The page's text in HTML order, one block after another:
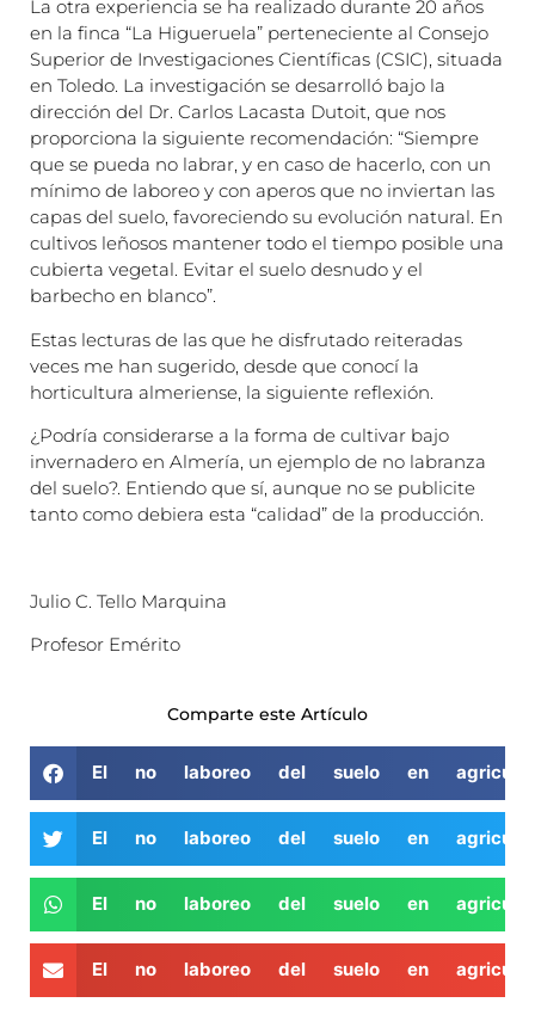
La otra experiencia se ha realizado durante 20 años
en la finca “La Higueruela” perteneciente al Consejo
Superior de Investigaciones Científicas (CSIC), situada
en Toledo. La investigación se desarrolló bajo la
dirección del Dr. Carlos Lacasta Dutoit, que nos
proporciona la siguiente recomendación: “Siempre
que se pueda no labrar, y en caso de hacerlo, con un
mínimo de laboreo y con aperos que no inviertan las
capas del suelo, favoreciendo su evolución natural. En
cultivos leñosos mantener todo el tiempo posible una
cubierta vegetal. Evitar el suelo desnudo y el
barbecho en blanco”.
Estas lecturas de las que he disfrutado reiteradas
veces me han sugerido, desde que conocí la
horticultura almeriense, la siguiente reflexión.
¿Podría considerarse a la forma de cultivar bajo
invernadero en Almería, un ejemplo de no labranza
del suelo?. Entiendo que sí, aunque no se publicite
tanto como debiera esta “calidad” de la producción.
Julio C. Tello Marquina
Profesor Emérito
Comparte este Artículo
El no laboreo del suelo en
El no laboreo del suelo en
El no laboreo del suelo en
El no laboreo del suelo en